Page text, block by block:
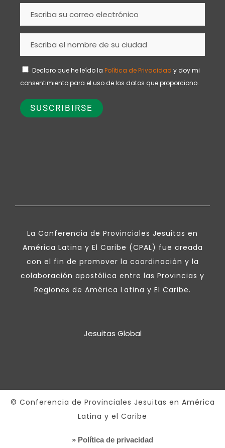
Declaro que he leído la Política de Privacidad y doy mi
consentimiento para el uso de los datos que proporciono.
La Conferencia de Provinciales Jesuitas en
América Latina y El Caribe (CPAL) fue creada
con el fin de promover la coordinación y la
colaboración apostólica entre las Provincias y
Regiones de América Latina y El Caribe.
Jesuitas Global
© Conferencia de Provinciales Jesuitas en América
Latina y el Caribe
» Política de privacidad